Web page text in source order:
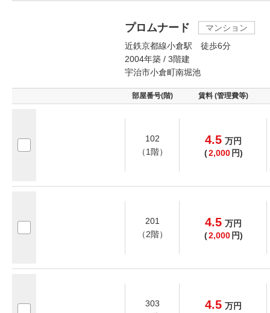
プロムナード
マンション
近鉄京都線小倉駅 徒歩6分
2004年築 / 3階建
宇治市小倉町南堀池
部屋番号(階) 賃料 (管理費等)
102
（1階）
4.5 万円
(2,000 円)
201
（2階）
4.5 万円
(2,000 円)
303
4.5 万円